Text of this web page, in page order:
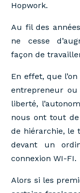
Hopwork.
Au fil des
ne cesse
façon de
En effet, que
entrepreneur
liberté,
nous ont tout
de hiérarchie, le
devant un
connexion WI-FI.
Alors si les